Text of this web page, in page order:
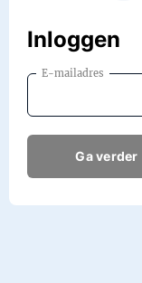
Inloggen
E-mailadres
Ga verder